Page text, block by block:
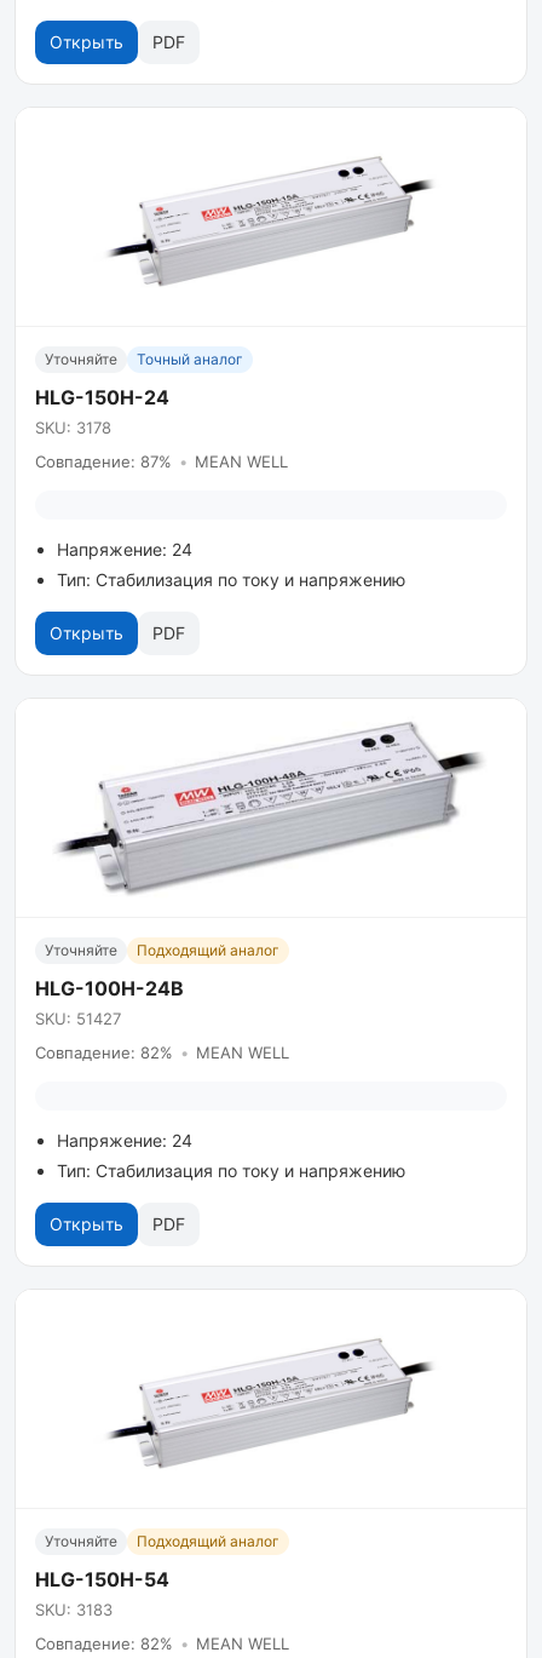
Открыть PDF
Уточняйте Точный аналог
HLG-150H-24
SKU: 3178
Совпадение: 87% • MEAN WELL
Напряжение: 24
Тип: Стабилизация по току и напряжению
Открыть PDF
Уточняйте Подходящий аналог
HLG-100H-24B
SKU: 51427
Совпадение: 82% • MEAN WELL
Напряжение: 24
Тип: Стабилизация по току и напряжению
Открыть PDF
Уточняйте Подходящий аналог
HLG-150H-54
SKU: 3183
Совпадение: 82% • MEAN WELL